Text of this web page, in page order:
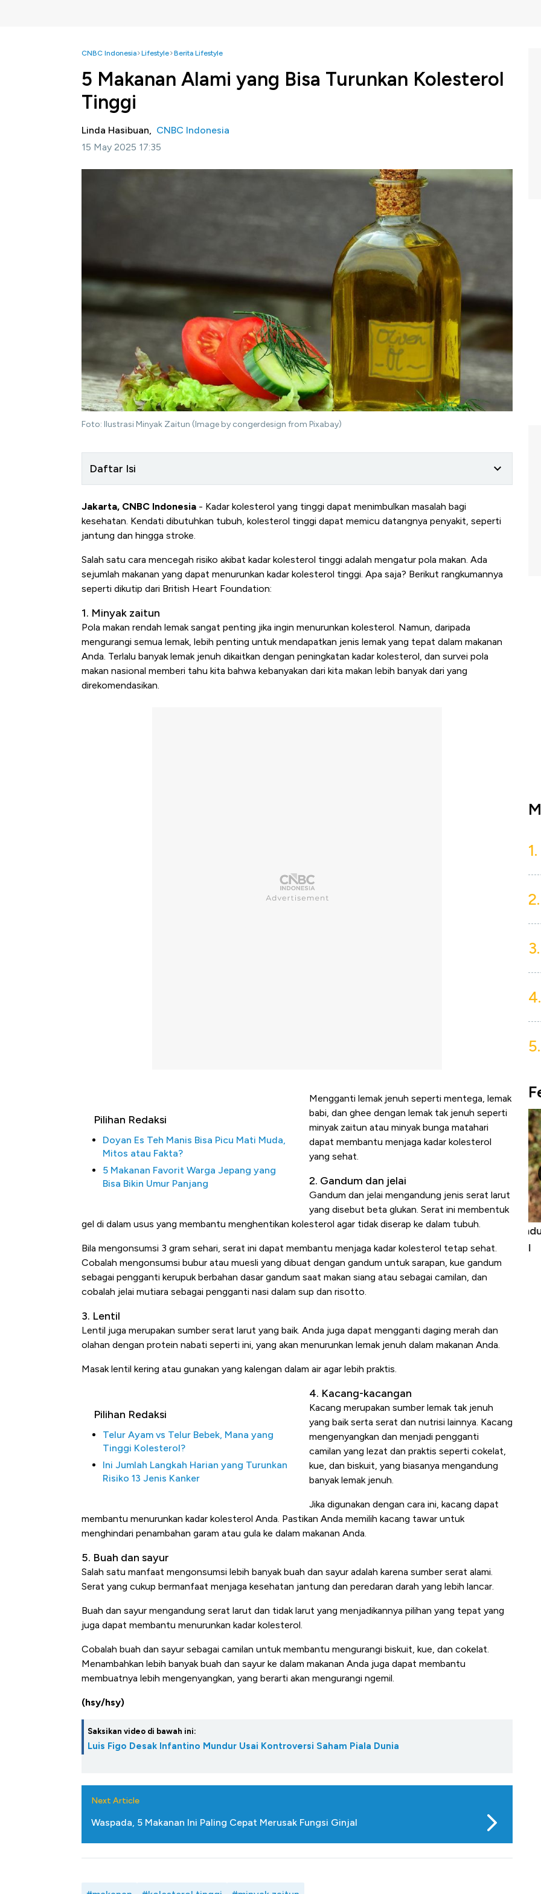
CNBC Indonesia Lifestyle Berita Lifestyle
5 Makanan Alami yang Bisa Turunkan Kolesterol
Tinggi
Linda Hasibuan, CNBC Indonesia
15 May 2025 17:35
Foto: Ilustrasi Minyak Zaitun (Image by congerdesign from Pixabay)
Daftar Isi
Jakarta, CNBC Indonesia - Kadar kolesterol yang tinggi dapat menimbulkan masalah bagi
kesehatan. Kendati dibutuhkan tubuh, kolesterol tinggi dapat memicu datangnya penyakit, seperti
jantung dan hingga stroke.
Salah satu cara mencegah risiko akibat kadar kolesterol tinggi adalah mengatur pola makan. Ada
sejumlah makanan yang dapat menurunkan kadar kolesterol tinggi. Apa saja? Berikut rangkumannya
seperti dikutip dari British Heart Foundation:
1. Minyak zaitun
Pola makan rendah lemak sangat penting jika ingin menurunkan kolesterol. Namun, daripada
mengurangi semua lemak, lebih penting untuk mendapatkan jenis lemak yang tepat dalam makanan
Anda. Terlalu banyak lemak jenuh dikaitkan dengan peningkatan kadar kolesterol, dan survei pola
makan nasional memberi tahu kita bahwa kebanyakan dari kita makan lebih banyak dari yang
direkomendasikan.
Pilihan Redaksi
Doyan Es Teh Manis Bisa Picu Mati Muda,
Mitos atau Fakta?
5 Makanan Favorit Warga Jepang yang
Bisa Bikin Umur Panjang
Mengganti lemak jenuh seperti mentega, lemak
babi, dan ghee dengan lemak tak jenuh seperti
minyak zaitun atau minyak bunga matahari
dapat membantu menjaga kadar kolesterol
yang sehat.
2. Gandum dan jelai
Gandum dan jelai mengandung jenis serat larut
yang disebut beta glukan. Serat ini membentuk
gel di dalam usus yang membantu menghentikan kolesterol agar tidak diserap ke dalam tubuh.
Bila mengonsumsi 3 gram sehari, serat ini dapat membantu menjaga kadar kolesterol tetap sehat.
Cobalah mengonsumsi bubur atau muesli yang dibuat dengan gandum untuk sarapan, kue gandum
sebagai pengganti kerupuk berbahan dasar gandum saat makan siang atau sebagai camilan, dan
cobalah jelai mutiara sebagai pengganti nasi dalam sup dan risotto.
3. Lentil
Lentil juga merupakan sumber serat larut yang baik. Anda juga dapat mengganti daging merah dan
olahan dengan protein nabati seperti ini, yang akan menurunkan lemak jenuh dalam makanan Anda.
Masak lentil kering atau gunakan yang kalengan dalam air agar lebih praktis.
Pilihan Redaksi
Telur Ayam vs Telur Bebek, Mana yang
Tinggi Kolesterol?
Ini Jumlah Langkah Harian yang Turunkan
Risiko 13 Jenis Kanker
4. Kacang-kacangan
Kacang merupakan sumber lemak tak jenuh
yang baik serta serat dan nutrisi lainnya. Kacang
mengenyangkan dan menjadi pengganti
camilan yang lezat dan praktis seperti cokelat,
kue, dan biskuit, yang biasanya mengandung
banyak lemak jenuh.
Jika digunakan dengan cara ini, kacang dapat
membantu menurunkan kadar kolesterol Anda. Pastikan Anda memilih kacang tawar untuk
menghindari penambahan garam atau gula ke dalam makanan Anda.
5. Buah dan sayur
Salah satu manfaat mengonsumsi lebih banyak buah dan sayur adalah karena sumber serat alami.
Serat yang cukup bermanfaat menjaga kesehatan jantung dan peredaran darah yang lebih lancar.
Buah dan sayur mengandung serat larut dan tidak larut yang menjadikannya pilihan yang tepat yang
juga dapat membantu menurunkan kadar kolesterol.
Cobalah buah dan sayur sebagai camilan untuk membantu mengurangi biskuit, kue, dan cokelat.
Menambahkan lebih banyak buah dan sayur ke dalam makanan Anda juga dapat membantu
membuatnya lebih mengenyangkan, yang berarti akan mengurangi ngemil.
(hsy/hsy)
Saksikan video di bawah ini:
Luis Figo Desak Infantino Mundur Usai Kontroversi Saham Piala Dunia
Next Article
Waspada, 5 Makanan Ini Paling Cepat Merusak Fungsi Ginjal
1.
2.
3.
4.
5.
Bangkit dari Kubur! Bisnis Furniture &
Alas Kaki Tumbuh Double Digit
Industri Susu Jadi Bintang Baru Ekonomi
RI
5